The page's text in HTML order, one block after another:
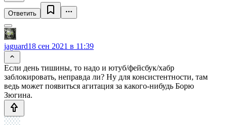
Ответить
jaguard18 сен 2021 в 11:39
Если день тишины, то надо и ютуб/фейсбук/хабр
заблокировать, неправда ли? Ну для консистентности, там
ведь может появиться агитация за какого-нибудь Борю
Зюгина.